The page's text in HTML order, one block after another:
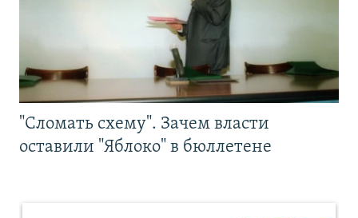
"Сломать схему". Зачем власти
оставили "Яблоко" в бюллетене